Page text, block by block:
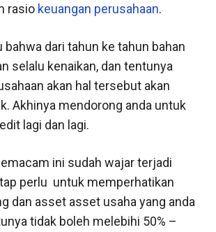
rasio keuangan perusahaan.
bahwa dari tahun ke tahun bahan
selalu kenaikan, dan tentunya
akan hal tersebut akan
Akhinya mendorong anda untuk
lagi dan lagi.
ini sudah wajar terjadi
perlu untuk memperhatikan
dan asset asset usaha yang anda
tidak boleh melebihi 50% –